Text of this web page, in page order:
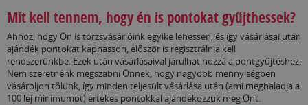
Mit kell tennem, hogy én is pontokat gyűjthessek?
Ahhoz, hogy Ön is törzsvásárlóink egyike lehessen, és így vásárlásai után
ajándék pontokat kaphasson, először is regisztrálnia kell
rendszerünkbe. Ezek után vásárlásaival járulhat hozzá a pontgyűjtéshez.
Nem szeretnénk megszabni Önnek, hogy nagyobb mennyiségben
vásároljon tőlünk, így minden teljesült vásárlása után (ami meghaladja a
100 lej minimumot) értékes pontokkal ajándékozzuk meg Önt.